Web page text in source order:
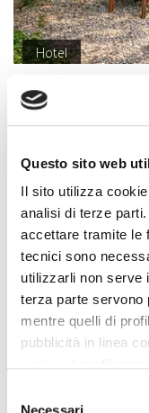
Questo sito web
Il sito utilizza
analisi di terze
accettare tramite le
tecnici sono
utilizzarli non serve
terza parte servono
mentre quelli di
pubblicità in linea
senza accettare”
Necessari
Hotel
Albergo Sangalli
Darfo Boario
Vedi